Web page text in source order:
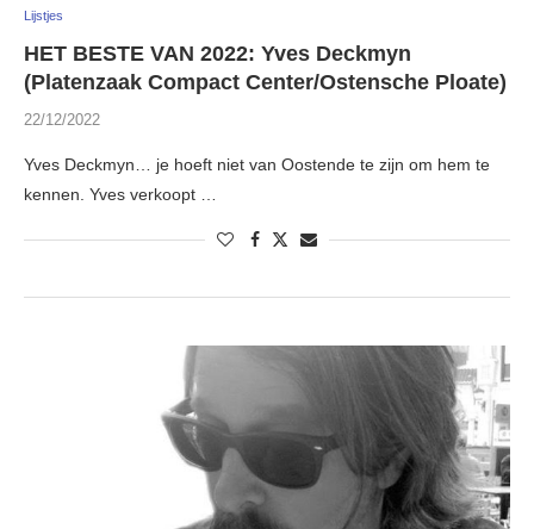
Lijstjes
HET BESTE VAN 2022: Yves Deckmyn
(Platenzaak Compact Center/Ostensche Ploate)
22/12/2022
Yves Deckmyn… je hoeft niet van Oostende te zijn om hem te
kennen. Yves verkoopt …